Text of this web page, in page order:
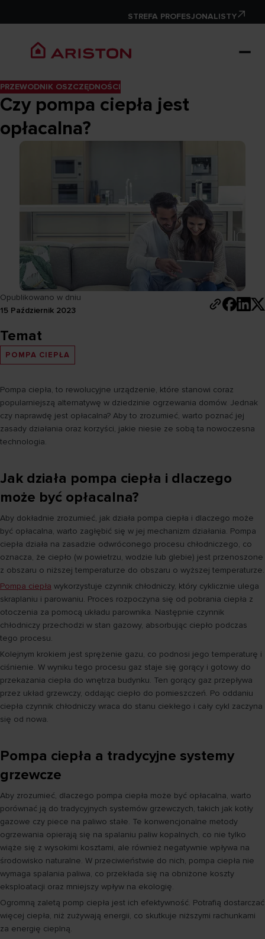
STREFA PROFESJONALISTY
PRZEWODNIK OSZCZĘDNOŚCI
Czy pompa ciepła jest
opłacalna?
Opublikowano w dniu
15 Październik 2023
Temat
POMPA CIEPŁA
Pompa ciepła, to rewolucyjne urządzenie, które stanowi coraz
popularniejszą alternatywę w dziedzinie ogrzewania domów. Jednak
czy naprawdę jest opłacalna? Aby to zrozumieć, warto poznać jej
zasady działania oraz korzyści, jakie niesie ze sobą ta nowoczesna
technologia.
Jak działa pompa ciepła i dlaczego
może być opłacalna?
Aby dokładnie zrozumieć, jak działa pompa ciepła i dlaczego może
być opłacalna, warto zagłębić się w jej mechanizm działania. Pompa
ciepła działa na zasadzie odwróconego procesu chłodniczego, co
oznacza, że ciepło (w powietrzu, wodzie lub glebie) jest przenoszone
z obszaru o niższej temperaturze do obszaru o wyższej temperaturze.
Pompa ciepła wykorzystuje czynnik chłodniczy, który cyklicznie ulega
skraplaniu i parowaniu. Proces rozpoczyna się od pobrania ciepła z
otoczenia za pomocą układu parownika. Następnie czynnik
chłodniczy przechodzi w stan gazowy, absorbując ciepło podczas
tego procesu.
Kolejnym krokiem jest sprężenie gazu, co podnosi jego temperaturę i
ciśnienie. W wyniku tego procesu gaz staje się gorący i gotowy do
przekazania ciepła do wnętrza budynku. Ten gorący gaz przepływa
przez układ grzewczy, oddając ciepło do pomieszczeń. Po oddaniu
ciepła czynnik chłodniczy wraca do stanu ciekłego i cały cykl zaczyna
się od nowa.
Pompa ciepła a tradycyjne systemy
grzewcze
Aby zrozumieć, dlaczego pompa ciepła może być opłacalna, warto
porównać ją do tradycyjnych systemów grzewczych, takich jak kotły
gazowe czy piece na paliwo stałe. Te konwencjonalne metody
ogrzewania opierają się na spalaniu paliw kopalnych, co nie tylko
wiąże się z wysokimi kosztami, ale również negatywnie wpływa na
środowisko naturalne. W przeciwieństwie do nich, pompa ciepła nie
wymaga spalania paliwa, co przekłada się na obniżone koszty
eksploatacji oraz mniejszy wpływ na ekologię.
Ogromną zaletą pomp ciepła jest ich efektywność. Potrafią dostarczać
więcej ciepła, niż zużywają energii, co skutkuje niższymi rachunkami
za energię cieplną.